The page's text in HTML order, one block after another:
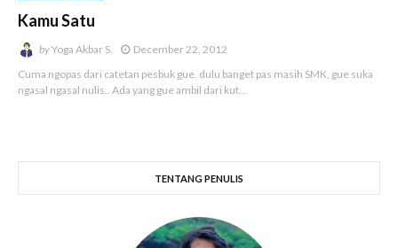
Kamu Satu
byYoga Akbar S.
December 22, 2012
Cuma ngopas dari catetan pesbuk gue. dulu banget pas masih SMK, gue suka
ngasal ngasal nulis.. Ada yang gue ambil dari kut…
TENTANG PENULIS